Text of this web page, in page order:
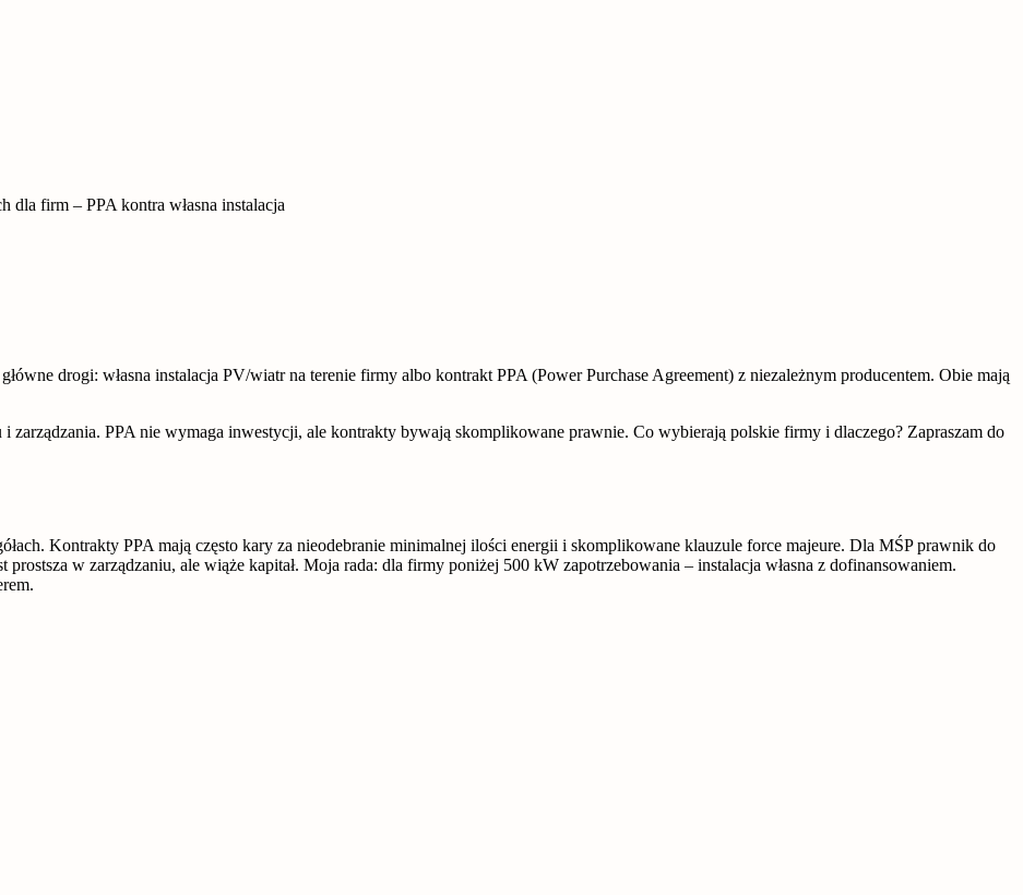
dla firm – PPA kontra własna instalacja
drogi: własna instalacja PV/wiatr na terenie firmy albo kontrakt PPA (Power Purchase Agreement) z niezależnym producentem. Obie mają
i zarządzania. PPA nie wymaga inwestycji, ale kontrakty bywają skomplikowane prawnie. Co wybierają polskie firmy i dlaczego? Zapraszam do
Kontrakty PPA mają często kary za nieodebranie minimalnej ilości energii i skomplikowane klauzule force majeure. Dla MŚP prawnik do
prostsza w zarządzaniu, ale wiąże kapitał. Moja rada: dla firmy poniżej 500 kW zapotrzebowania – instalacja własna z dofinansowaniem.